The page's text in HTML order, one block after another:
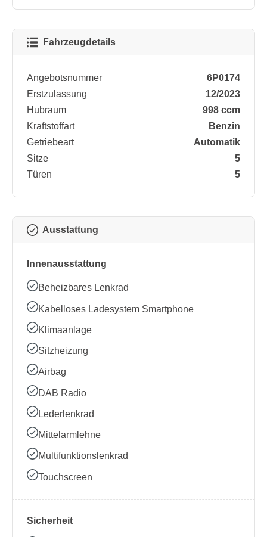
Fahrzeugdetails
Angebotsnummer
6P0174
Erstzulassung
12/2023
Hubraum
998 ccm
Kraftstoffart
Benzin
Getriebeart
Automatik
Sitze
5
Türen
5
Ausstattung
Innenausstattung
Beheizbares Lenkrad
Kabelloses Ladesystem Smartphone
Klimaanlage
Sitzheizung
Airbag
DAB Radio
Lederlenkrad
Mittelarmlehne
Multifunktionslenkrad
Touchscreen
Sicherheit